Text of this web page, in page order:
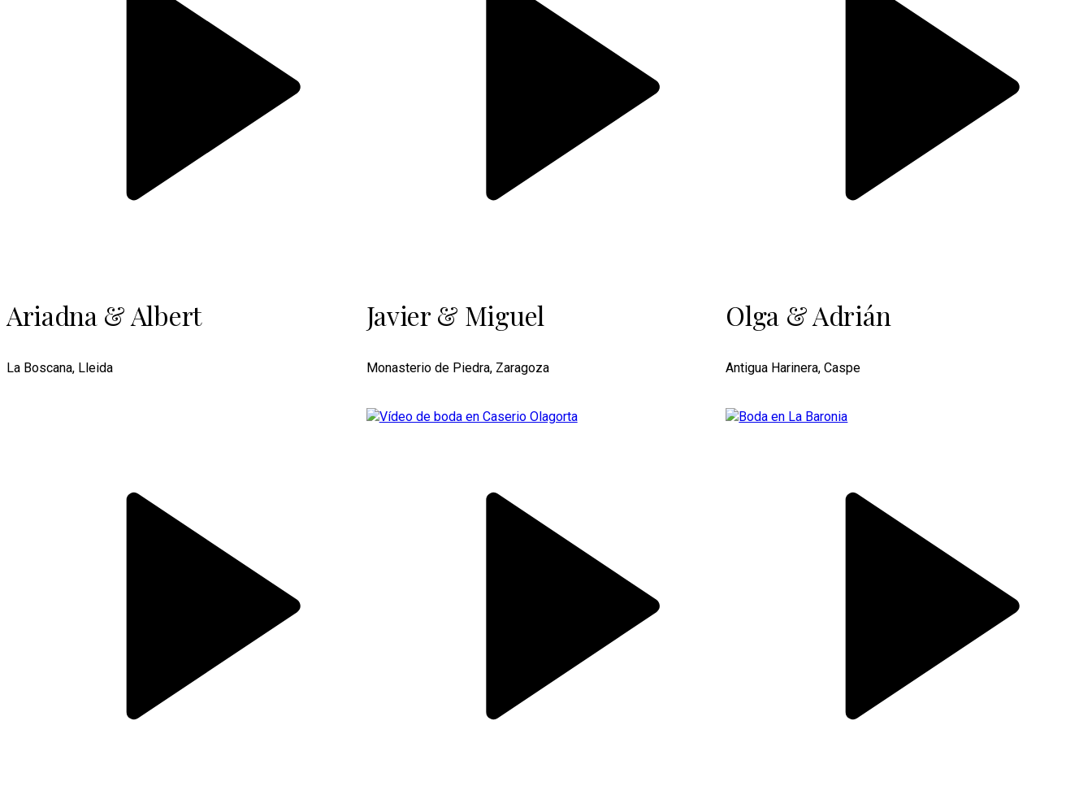
Ariadna & Albert
La Boscana, Lleida
Javier & Miguel
Monasterio de Piedra, Zaragoza
Olga & Adrián
Antigua Harinera, Caspe